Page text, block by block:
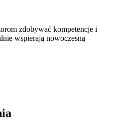
zdobywać kompetencje i
wspierają nowoczesną